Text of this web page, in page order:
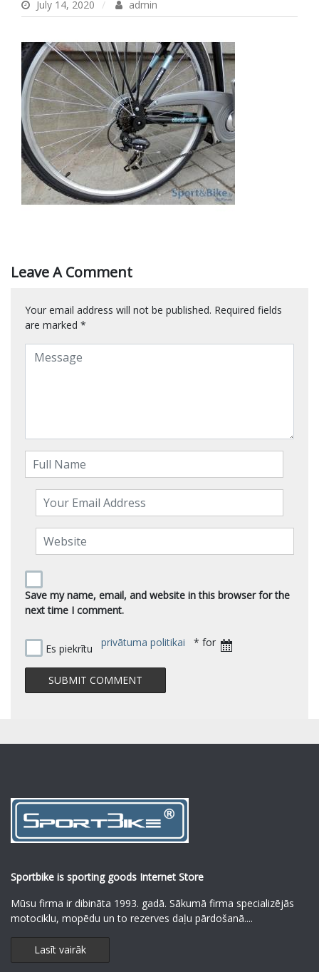
July 14, 2020 admin
Leave A Comment
Your email address will not be published. Required fields
are marked *
Save my name, email, and website in this browser for the
next time I comment.
Es piekrītu privātuma politikai * for
Sportbike is sporting goods Internet Store
Mūsu firma ir dibināta 1993. gadā. Sākumā firma specializējās
motociklu, mopēdu un to rezerves daļu pārdošanā....
Lasīt vairāk